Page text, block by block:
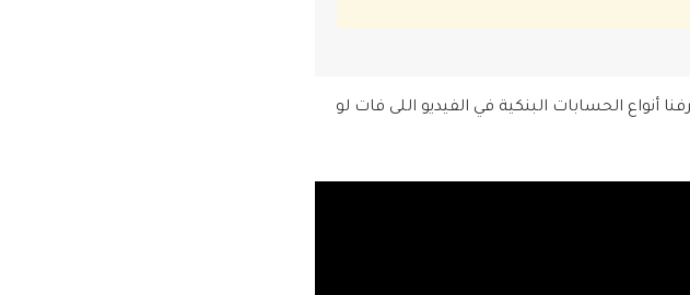
أنواع الحسابات البنكية في الفيديو اللى فات لو